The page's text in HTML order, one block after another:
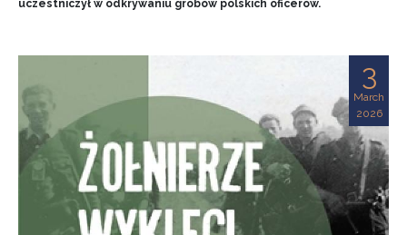
uczestniczył w odkrywaniu grobów polskich oficerów.
3
March
2026